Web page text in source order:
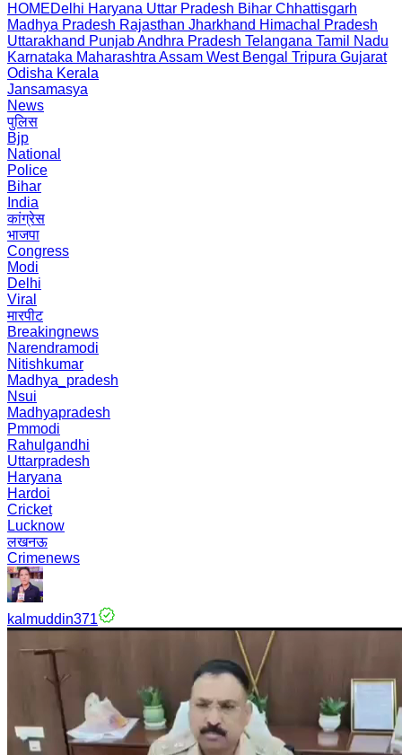
HOMEDelhi Haryana Uttar Pradesh Bihar Chhattisgarh
Madhya Pradesh Rajasthan Jharkhand Himachal Pradesh
Uttarakhand PunjabAndhra Pradesh Telangana Tamil Nadu
Karnataka Maharashtra Assam West Bengal Tripura Gujarat
Odisha Kerala
Jansamasya
News
पुलिस
Bjp
National
Police
Bihar
India
कांग्रेस
भाजपा
Congress
Modi
Delhi
Viral
मारपीट
Breakingnews
Narendramodi
Nitishkumar
Madhya_pradesh
Nsui
Madhyapradesh
Pmmodi
Rahulgandhi
Uttarpradesh
Haryana
Hardoi
Cricket
Lucknow
लखनऊ
Crimenews
kalmuddin371